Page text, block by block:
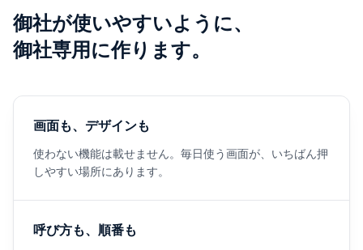
御社が使いやすいように、
御社専用に作ります。
画面も、デザインも
使わない機能は載せません。毎日使う画面が、いちばん押
しやすい場所にあります。
呼び方も、順番も